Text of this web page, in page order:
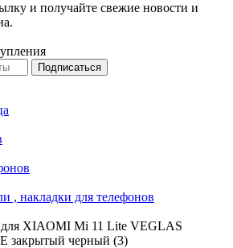
и получайте свежие новости и
, накладки для телефонов
для XIAOMI Mi 11 Lite VEGLAS
закрытый черный (3)